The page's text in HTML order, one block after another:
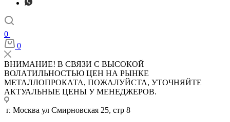
0
0
ВНИМАНИЕ! В СВЯЗИ С ВЫСОКОЙ
ВОЛАТИЛЬНОСТЬЮ ЦЕН НА РЫНКЕ
МЕТАЛЛОПРОКАТА, ПОЖАЛУЙСТА, УТОЧНЯЙТЕ
АКТУАЛЬНЫЕ ЦЕНЫ У МЕНЕДЖЕРОВ.
г. Москва ул Смирновская 25, стр 8